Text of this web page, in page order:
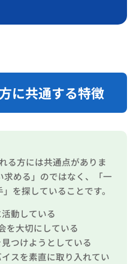
に共通する特徴
る方には共通点がありま
求める」のではなく、「一
を探していることです。
動している
を大切にしている
つけようとしている
スを素直に取り入れてい